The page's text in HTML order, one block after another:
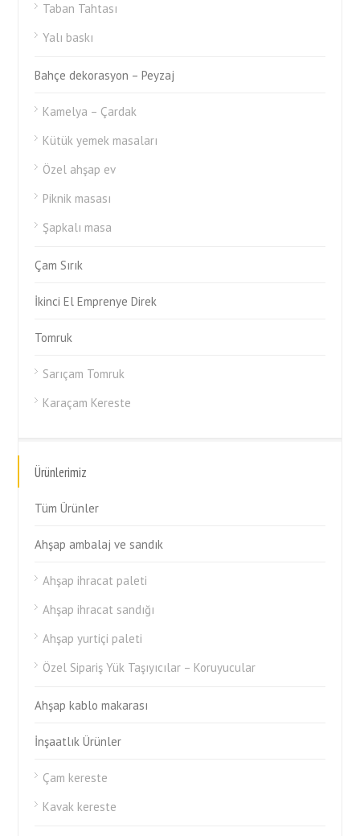
Taban Tahtası
Yalı baskı
Bahçe dekorasyon – Peyzaj
Kamelya – Çardak
Kütük yemek masaları
Özel ahşap ev
Piknik masası
Şapkalı masa
Çam Sırık
İkinci El Emprenye Direk
Tomruk
Sarıçam Tomruk
Karaçam Kereste
Ürünlerimiz
Tüm Ürünler
Ahşap ambalaj ve sandık
Ahşap ihracat paleti
Ahşap ihracat sandığı
Ahşap yurtiçi paleti
Özel Sipariş Yük Taşıyıcılar – Koruyucular
Ahşap kablo makarası
İnşaatlık Ürünler
Çam kereste
Kavak kereste